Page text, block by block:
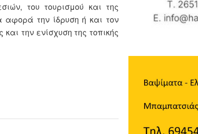
του τουρισμού και της
αφορά την ίδρυση ή και τον
την ενίσχυση της τοπικής